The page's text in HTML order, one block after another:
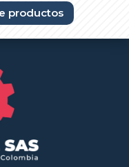
productos